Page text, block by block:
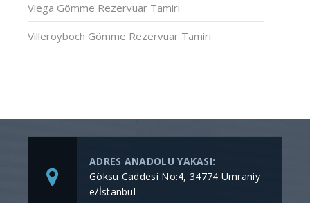
Viega Gömme Rezervuar Tamiri
Villeroyboch Gömme Rezervuar Tamiri
ADRES ANADOLU YAKASI:
Göksu Caddesi No:4, 34774 Ümraniy
e/İstanbul